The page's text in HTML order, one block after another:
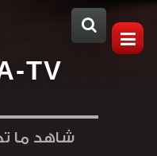
-TV
شاهد ما